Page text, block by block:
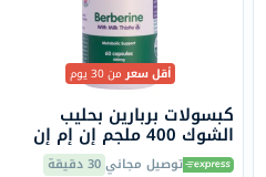
أقل سعرمن 30 يوم
كبسولات بربارين بحليب
الشوك 400 ملجم إن إم إن
بايو، لدعم الكبد - 60 كبسولة
توصيل مجاني30 دقيقة